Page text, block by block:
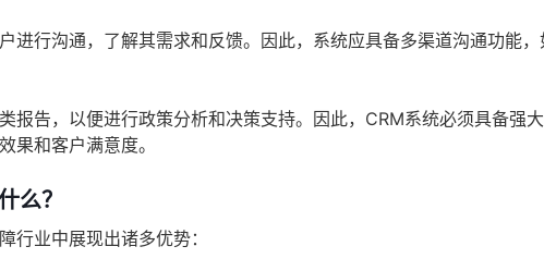
进行沟通，了解其需求和反馈。因此，系统应具备多渠道沟通功能，
报告，以便进行政策分析和决策支持。因此，CRM系统必须具备强
果和客户满意度。
么？
行业中展现出诸多优势：